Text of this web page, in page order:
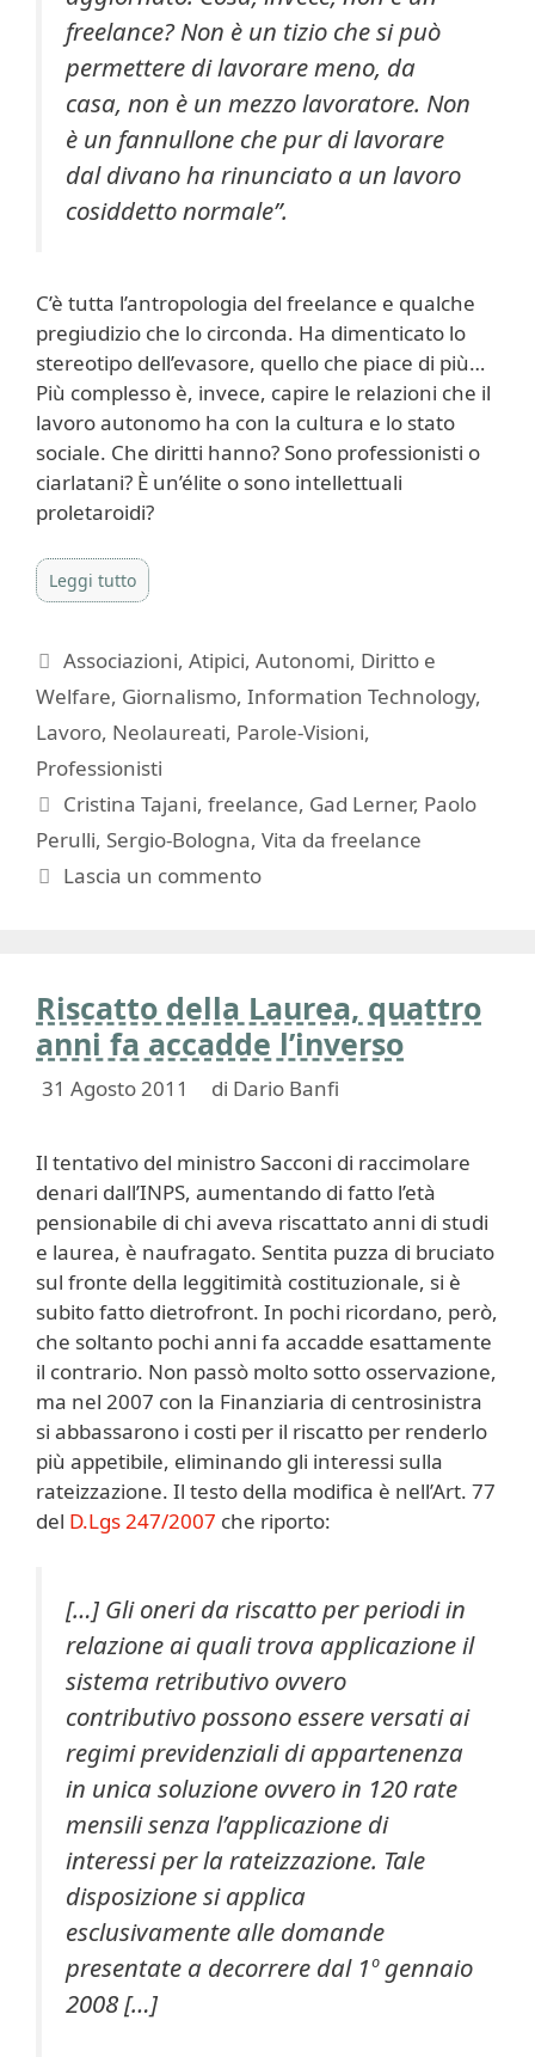
freelance? Non è un tizio che si può
permettere di lavorare meno, da
casa, non è un mezzo lavoratore. Non
è un fannullone che pur di lavorare
dal divano ha rinunciato a un lavoro
cosiddetto normale”.
C’è tutta l’antropologia del freelance e qualche
pregiudizio che lo circonda. Ha dimenticato lo
stereotipo dell’evasore, quello che piace di più…
Più complesso è, invece, capire le relazioni che il
lavoro autonomo ha con la cultura e lo stato
sociale. Che diritti hanno? Sono professionisti o
ciarlatani? È un’élite o sono intellettuali
proletaroidi?
Leggi tutto
Categorie
Associazioni,Atipici,Autonomi, Diritto e
Welfare, Giornalismo, Information Technology,
Lavoro, Neolaureati, Parole-Visioni,
Professionisti
Tag
Cristina Tajani,freelance, Gad Lerner, Paolo
Perulli, Sergio-Bologna, Vita da freelance
Lascia un commento
Riscatto della Laurea, quattro
anni fa accadde l’inverso
31 Agosto 2011 di Dario Banfi
Il tentativo del ministro Sacconi di raccimolare
denari dall’INPS, aumentando di fatto l’età
pensionabile di chi aveva riscattato anni di studi
e laurea, è naufragato. Sentita puzza di bruciato
sul fronte della leggitimità costituzionale, si è
subito fatto dietrofront. In pochi ricordano, però,
che soltanto pochi anni fa accadde esattamente
il contrario. Non passò molto sotto osservazione,
ma nel 2007 con la Finanziaria di centrosinistra
si abbassarono i costi per il riscatto per renderlo
più appetibile, eliminando gli interessi sulla
rateizzazione. Il testo della modifica è nell’Art. 77
del D.Lgs 247/2007 che riporto:
[…] Gli oneri da riscatto per periodi in
relazione ai quali trova applicazione il
sistema retributivo ovvero
contributivo possono essere versati ai
regimi previdenziali di appartenenza
in unica soluzione ovvero in 120 rate
mensili senza l’applicazione di
interessi per la rateizzazione. Tale
disposizione si applica
esclusivamente alle domande
presentate a decorrere dal 1º gennaio
2008 […]